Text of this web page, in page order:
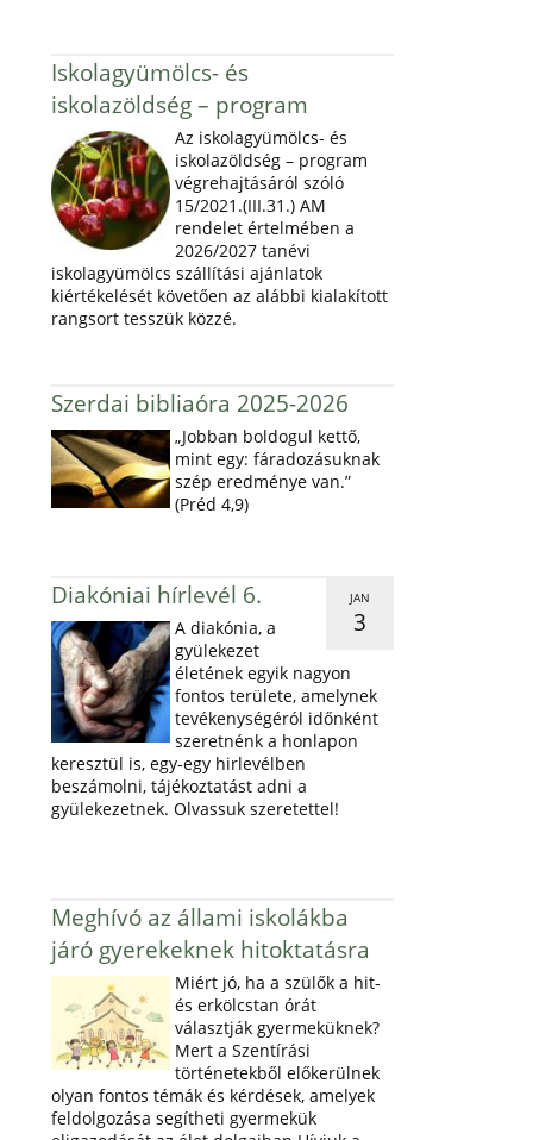
Iskolagyümölcs- és
iskolazöldség – program
Az iskolagyümölcs- és
iskolazöldség – program
végrehajtásáról szóló
15/2021.(III.31.) AM
rendelet értelmében a
2026/2027 tanévi
iskolagyümölcs szállítási ajánlatok
kiértékelését követően az alábbi kialakított
rangsort tesszük közzé.
Szerdai bibliaóra 2025-2026
„Jobban boldogul kettő,
mint egy: fáradozásuknak
szép eredménye van.”
(Préd 4,9)
JAN
3
Diakóniai hírlevél 6.
A diakónia, a
gyülekezet
életének egyik nagyon
fontos területe, amelynek
tevékenységéról időnként
szeretnénk a honlapon
keresztül is, egy-egy hirlevélben
beszámolni, tájékoztatást adni a
gyülekezetnek. Olvassuk szeretettel!
Meghívó az állami iskolákba
járó gyerekeknek hitoktatásra
Miért jó, ha a szülők a hit-
és erkölcstan órát
választják gyermeküknek?
Mert a Szentírási
történetekből előkerülnek
olyan fontos témák és kérdések, amelyek
feldolgozása segítheti gyermekük